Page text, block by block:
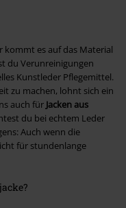
kommt es auf das Material
du Verunreinigungen
Kunstleder Pflegemittel.
zu machen, lohnt sich ein
auch für Jacken aus
du bei echtem Leder
Auch wenn die
für stundenlange